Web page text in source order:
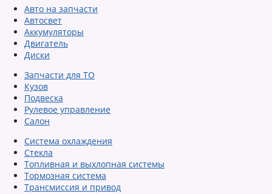
Авто на запчасти
Автосвет
Аккумуляторы
Двигатель
Диски
Запчасти для ТО
Кузов
Подвеска
Рулевое управление
Салон
Система охлаждения
Стекла
Топливная и выхлопная системы
Тормозная система
Трансмиссия и привод